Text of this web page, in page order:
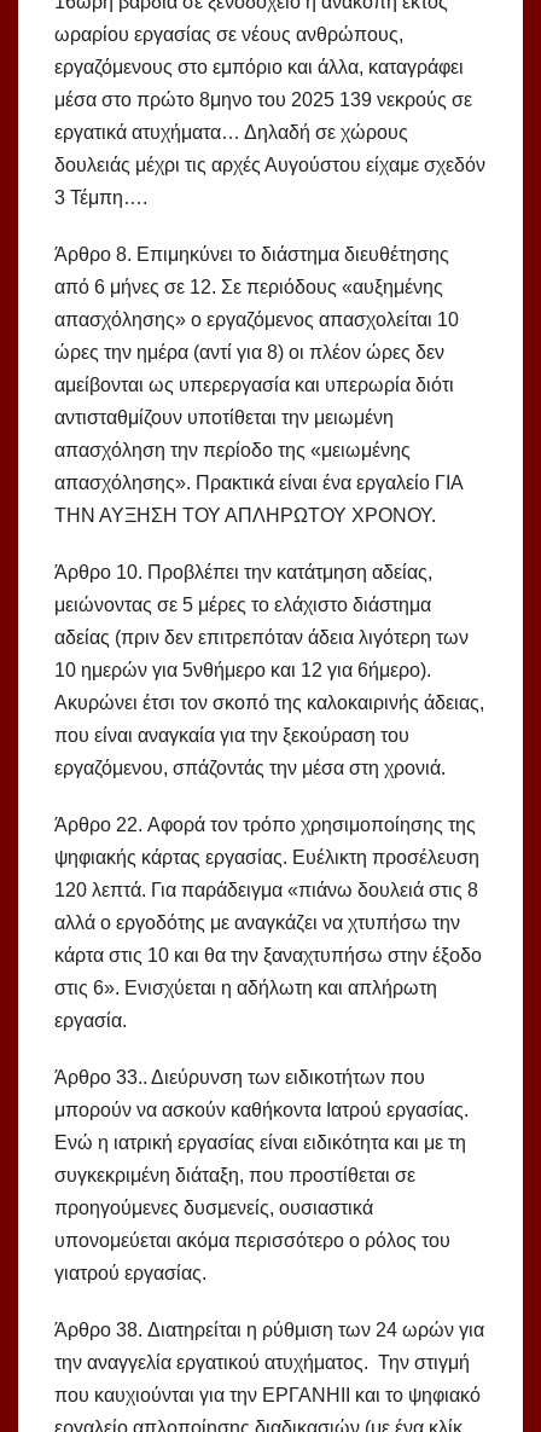
ωραρίου εργασίας σε νέους ανθρώπους,
εργαζόμενους στο εμπόριο και άλλα, καταγράφει
μέσα στο πρώτο 8μηνο του 2025 139 νεκρούς σε
εργατικά ατυχήματα… Δηλαδή σε χώρους
δουλειάς μέχρι τις αρχές Αυγούστου είχαμε σχεδόν
3 Τέμπη….
Άρθρο 8. Επιμηκύνει το διάστημα διευθέτησης
από 6 μήνες σε 12. Σε περιόδους «αυξημένης
απασχόλησης» ο εργαζόμενος απασχολείται 10
ώρες την ημέρα (αντί για 8) οι πλέον ώρες δεν
αμείβονται ως υπερεργασία και υπερωρία διότι
αντισταθμίζουν υποτίθεται την μειωμένη
απασχόληση την περίοδο της «μειωμένης
απασχόλησης». Πρακτικά είναι ένα εργαλείο ΓΙΑ
ΤΗΝ ΑΥΞΗΣΗ ΤΟΥ ΑΠΛΗΡΩΤΟΥ ΧΡΟΝΟΥ.
Άρθρο 10. Προβλέπει την κατάτμηση αδείας,
μειώνοντας σε 5 μέρες το ελάχιστο διάστημα
αδείας (πριν δεν επιτρεπόταν άδεια λιγότερη των
10 ημερών για 5νθήμερο και 12 για 6ήμερο).
Ακυρώνει έτσι τον σκοπό της καλοκαιρινής άδειας,
που είναι αναγκαία για την ξεκούραση του
εργαζόμενου, σπάζοντάς την μέσα στη χρονιά.
Άρθρο 22. Αφορά τον τρόπο χρησιμοποίησης της
ψηφιακής κάρτας εργασίας. Ευέλικτη προσέλευση
120 λεπτά. Για παράδειγμα «πιάνω δουλειά στις 8
αλλά ο εργοδότης με αναγκάζει να χτυπήσω την
κάρτα στις 10 και θα την ξαναχτυπήσω στην έξοδο
στις 6». Ενισχύεται η αδήλωτη και απλήρωτη
εργασία.
Άρθρο 33.. Διεύρυνση των ειδικοτήτων που
μπορούν να ασκούν καθήκοντα Ιατρού εργασίας.
Ενώ η ιατρική εργασίας είναι ειδικότητα και με τη
συγκεκριμένη διάταξη, που προστίθεται σε
προηγούμενες δυσμενείς, ουσιαστικά
υπονομεύεται ακόμα περισσότερο ο ρόλος του
γιατρού εργασίας.
Άρθρο 38. Διατηρείται η ρύθμιση των 24 ωρών για
την αναγγελία εργατικού ατυχήματος. Την στιγμή
που καυχιούνται για την ΕΡΓΑΝΗΙΙ και το ψηφιακό
εργαλείο απλοποίησης διαδικασιών (με ένα κλίκ